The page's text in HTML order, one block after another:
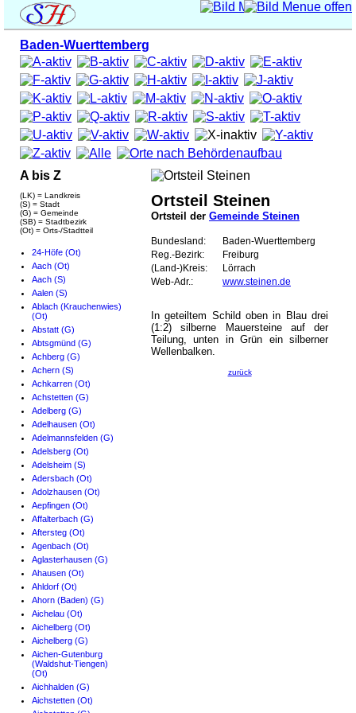
Baden-Wuerttemberg
A bis Z
(LK) = Landkreis
(S) = Stadt
(G) = Gemeinde
(SB) = Stadtbezirk
(Ot) = Orts-/Stadtteil
24-Höfe (Ot)
Aach (Ot)
Aach (S)
Aalen (S)
Ablach (Krauchenwies)
(Ot)
Abstatt (G)
Abtsgmünd (G)
Achberg (G)
Achern (S)
Achkarren (Ot)
Achstetten (G)
Adelberg (G)
Adelhausen (Ot)
Adelmannsfelden (G)
Adelsberg (Ot)
Adelsheim (S)
Adersbach (Ot)
Adolzhausen (Ot)
Aepfingen (Ot)
Affalterbach (G)
Aftersteg (Ot)
Agenbach (Ot)
Aglasterhausen (G)
Ahausen (Ot)
Ahldorf (Ot)
Ahorn (Baden) (G)
Aichelau (Ot)
Aichelberg (Ot)
Aichelberg (G)
Aichen-Gutenburg
(Waldshut-Tiengen)
(Ot)
Aichhalden (G)
Aichstetten (Ot)
Ortsteil Steinen
Ortsteil der Gemeinde Steinen
Bundesland:
Baden-Wuerttemberg
Reg.-Bezirk:
Freiburg
(Land-)Kreis:
Lörrach
Web-Adr.:
www.steinen.de
In geteiltem Schild oben in Blau drei
(1:2) silberne Mauersteine auf der
Teilung, unten in Grün ein silberner
Wellenbalken.
zurück